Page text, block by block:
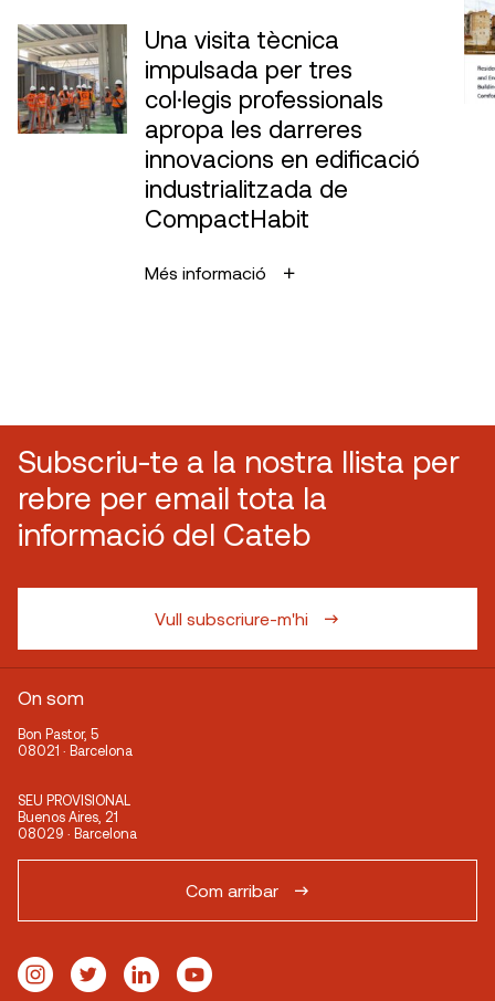
Una visita tècnica
impulsada per tres
col·legis professionals
apropa les darreres
innovacions en edificació
industrialitzada de
CompactHabit
Més informació
Subscriu-te a la nostra llista per
rebre per email tota la
informació del Cateb
Vull subscriure-m'hi
On som
Bon Pastor, 5
08021 · Barcelona
SEU PROVISIONAL
Buenos Aires, 21
08029 · Barcelona
Com arribar